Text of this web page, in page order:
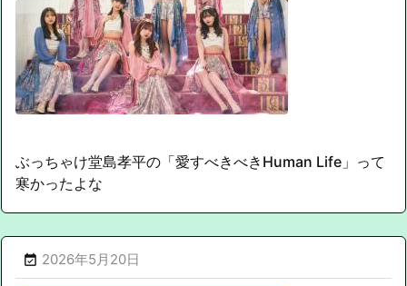
ぶっちゃけ堂島孝平の「愛すべきべきHuman Life」って
寒かったよな
 2026年5月20日